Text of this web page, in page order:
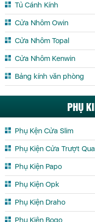
Cửa Nhôm PMA Thừa Thiên
Cửa Nhôm PMA Trà Vinh
Cửa Nhôm PMA Vĩnh Long
Cửa Nhôm PMA Yên Bái
Tủ Cánh Kính
Cửa Nhôm Owin
Cửa Nhôm Topal
Cửa Nhôm Kenwin
Bảng kính văn phòng
PHỤ
Phụ Kện Cửa Slim
Phụ Kiện Cửa Trượt
Phụ Kiện Papo
Phụ Kiện Opk
Phụ Kiện Draho